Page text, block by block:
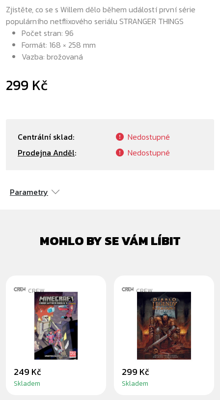
Zjistěte, co se s Willem dělo během událostí první série
populárního netflixového seriálu STRANGER THINGS
Počet stran: 96
Formát: 168 × 258 mm
Vazba: brožovaná
299 Kč
Centrální sklad:
Nedostupné
Prodejna Anděl: Nedostupné
Parametry
MOHLO BY SE VÁM LÍBIT
CREW
KOMIKS
MINECRAFT:
CHODÍ WITHER
OKOLO 3
249 Kč
Skladem
CREW
KOMIKS DIABLO -
LEGENDY O
BARBAROVI: BUL-
KATHOS
299 Kč
Skladem